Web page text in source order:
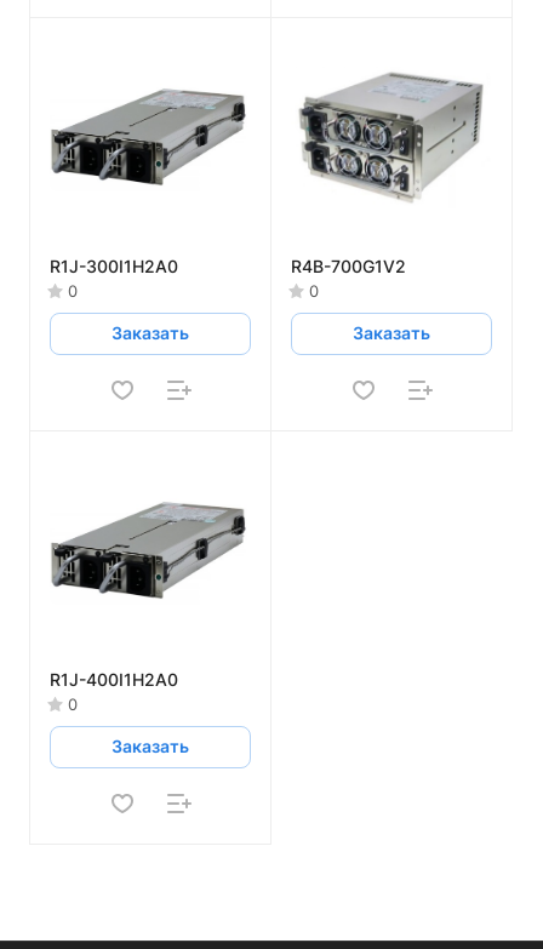
R1J-300I1H2A0
0
Заказать
R4B-700G1V2
0
Заказать
R1J-400I1H2A0
0
Заказать